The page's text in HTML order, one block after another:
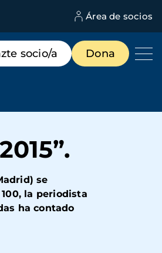
Área de socios
socio/a Dona
se
la periodista
ha contado